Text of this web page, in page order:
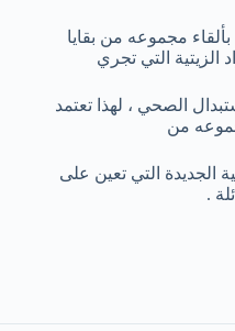
مجموعه من بقايا
الزيتية التي تجري
الصحي ، لهذا تعتمد
من
الجديدة التي تعين على
.